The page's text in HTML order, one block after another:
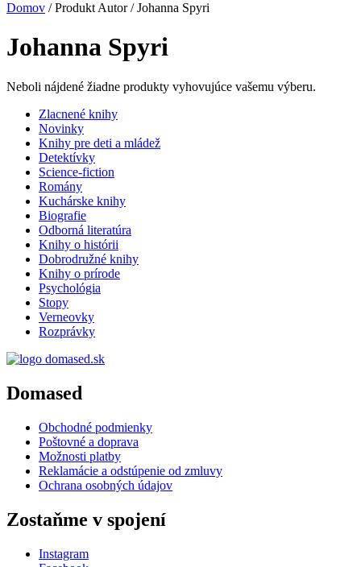
Domov / Produkt Autor / Johanna Spyri
Johanna Spyri
Neboli nájdené žiadne produkty vyhovujúce vašemu výberu.
Zlacnené knihy
Novinky
Knihy pre deti a mládež
Detektívky
Science-fiction
Romány
Kuchárske knihy
Biografie
Odborná literatúra
Knihy o histórii
Dobrodružné knihy
Knihy o prírode
Psychológia
Stopy
Verneovky
Rozprávky
Domased
Obchodné podmienky
Poštovné a doprava
Možnosti platby
Reklamácie a odstúpenie od zmluvy
Ochrana osobných údajov
Zostaňme v spojení
Instagram